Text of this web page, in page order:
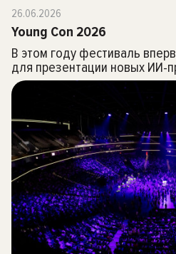
26.06.2026
Young Con 2026
В этом году фестиваль
для презентации новых ИИ-